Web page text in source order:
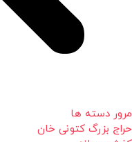
مرور دسته ها
حراج بزرگ کتونی خان